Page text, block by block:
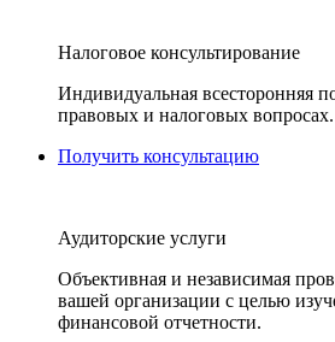
Налоговое консультирование
Индивидуальная всесторонняя
правовых и налоговых вопросах.
Получить консультацию
Аудиторские услуги
Объективная и независимая
вашей организации с целью
финансовой отчетности.